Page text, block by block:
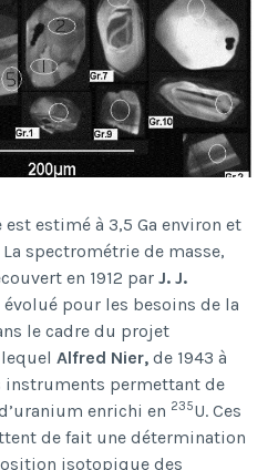
est estimé à 3,5 Ga environ et
La spectrométrie de masse,
en 1912 parJ. J.
évolué pour les besoins de la
le cadre du projet
lequelAlfred Nier, de 1943 à
instruments permettant de
enrichi en 235U. Ces
de fait une détermination
isotopique des